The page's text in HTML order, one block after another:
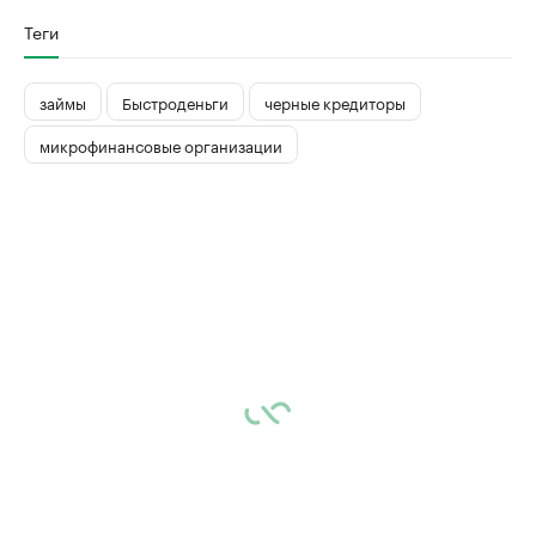
Теги
займы Быстроденьги
черные кредиторы
микрофинансовые организации